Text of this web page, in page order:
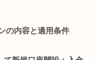
の内容と適用条件